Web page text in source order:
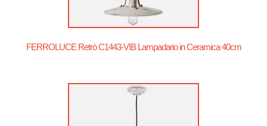
FERROLUCE Retrò C1443-VIB Lampadario in Ceramica 40cm